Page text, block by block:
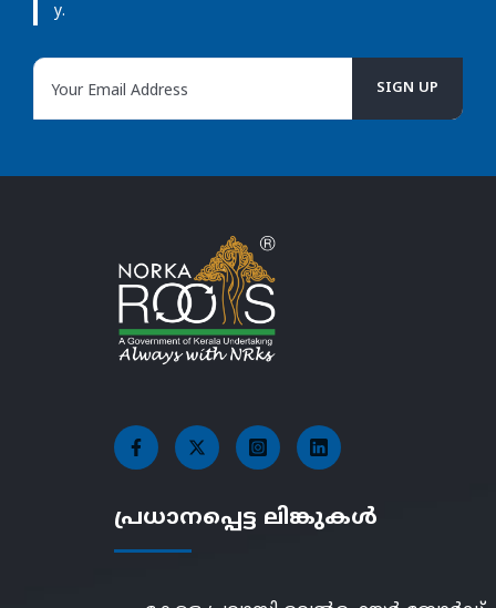
y.
പ്രധാനപ്പെട്ട ലിങ്കുകൾ